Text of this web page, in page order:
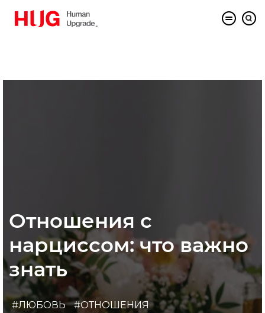
Отношения с
нарциссом: что важно
знать
#ЛЮБОВЬ #ОТНОШЕНИЯ